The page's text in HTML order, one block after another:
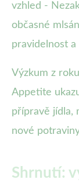
vzhled -
občasné
pravidelnost a
Výzkum z
Appetite
přípravě jídla,
nové
Shrnutí: